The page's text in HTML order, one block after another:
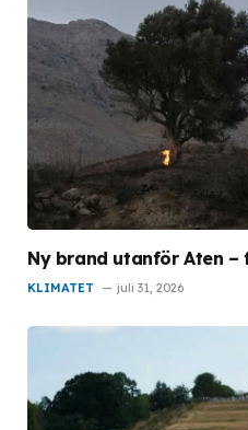
Ny brand utanför Aten
KLIMATET juli 31, 2026